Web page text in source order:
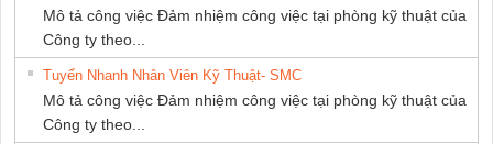
Mô tả công việc Đảm nhiệm công việc tại phòng kỹ thuật của
Công ty theo...
Tuyển Nhanh Nhân Viên Kỹ Thuật- SMC
Mô tả công việc Đảm nhiệm công việc tại phòng kỹ thuật của
Công ty theo...